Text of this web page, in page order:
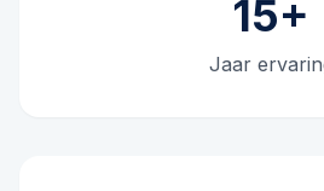
15+
Jaar